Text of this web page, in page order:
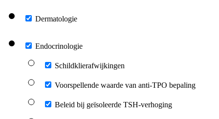
Dermatologie
Endocrinologie
Schildklierafwijkingen
Voorspellende waarde van anti-TPO bepaling
Beleid bij geïsoleerde TSH-verhoging